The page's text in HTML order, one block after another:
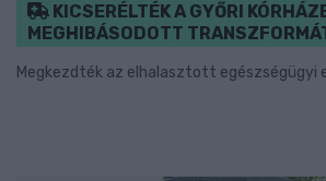
KICSERÉLTÉK A GYŐRI
MEGHIBÁSODOTT
Megkezdték az elhalasztott egészségügyi